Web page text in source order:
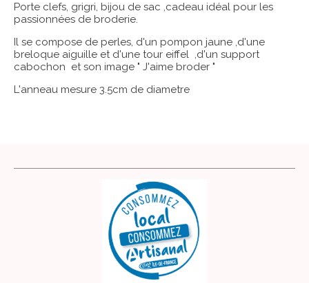
Porte clefs, grigri, bijou de sac ,cadeau idéal pour les
passionnées de broderie.
Il se compose de perles, d'un pompon jaune ,d'une
breloque aiguille et d'une tour eiffel ,d'un support
cabochon et son image " J'aime broder "
L'anneau mesure 3.5cm de diametre